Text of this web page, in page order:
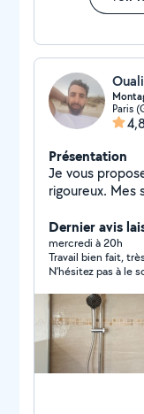
Paris
Présentation
Je vous
rigoureux. Mes
Le Petit
Nettoyage après chantier Disponible N'hésitez pas
à me
Dernier avis
mercredi à 20h
Travail bien fait,
N’hésitez pas à le